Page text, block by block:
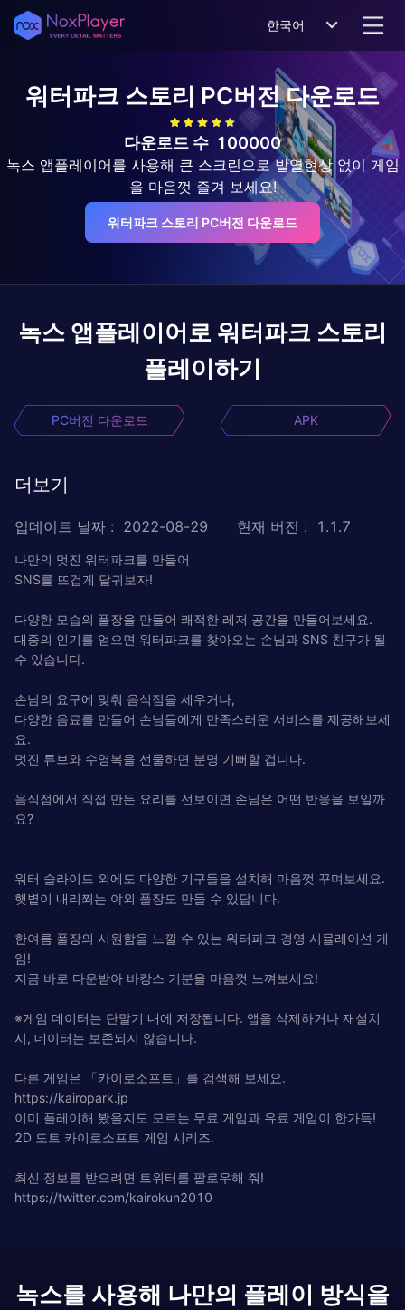
한국어
워터파크 스토리 PC버전 다운로드
다운로드 수 100000
녹스 앱플레이어를 사용해 큰 스크린으로 발열현상 없이 게임
을 마음껏 즐겨 보세요!
워터파크 스토리 PC버전 다운로드
녹스 앱플레이어로 워터파크 스토리
플레이하기
PC버전 다운로드 APK
더보기
업데이트 날짜 : 2022-08-29 현재 버전 : 1.1.7
나만의 멋진 워터파크를 만들어
SNS를 뜨겁게 달궈보자!
다양한 모습의 풀장을 만들어 쾌적한 레저 공간을 만들어보세요.
대중의 인기를 얻으면 워터파크를 찾아오는 손님과 SNS 친구가 될
수 있습니다.
손님의 요구에 맞춰 음식점을 세우거나,
다양한 음료를 만들어 손님들에게 만족스러운 서비스를 제공해보세
요.
멋진 튜브와 수영복을 선물하면 분명 기뻐할 겁니다.
음식점에서 직접 만든 요리를 선보이면 손님은 어떤 반응을 보일까
요?
워터 슬라이드 외에도 다양한 기구들을 설치해 마음껏 꾸며보세요.
햇볕이 내리쬐는 야외 풀장도 만들 수 있답니다.
한여름 풀장의 시원함을 느낄 수 있는 워터파크 경영 시뮬레이션 게
임!
지금 바로 다운받아 바캉스 기분을 마음껏 느껴보세요!
※게임 데이터는 단말기 내에 저장됩니다. 앱을 삭제하거나 재설치
시, 데이터는 보존되지 않습니다.
다른 게임은 「카이로소프트」를 검색해 보세요.
https://kairopark.jp
이미 플레이해 봤을지도 모르는 무료 게임과 유료 게임이 한가득!
2D 도트 카이로소프트 게임 시리즈.
최신 정보를 받으려면 트위터를 팔로우해 줘!
https://twitter.com/kairokun2010
녹스를 사용해 나만의 플레이 방식을